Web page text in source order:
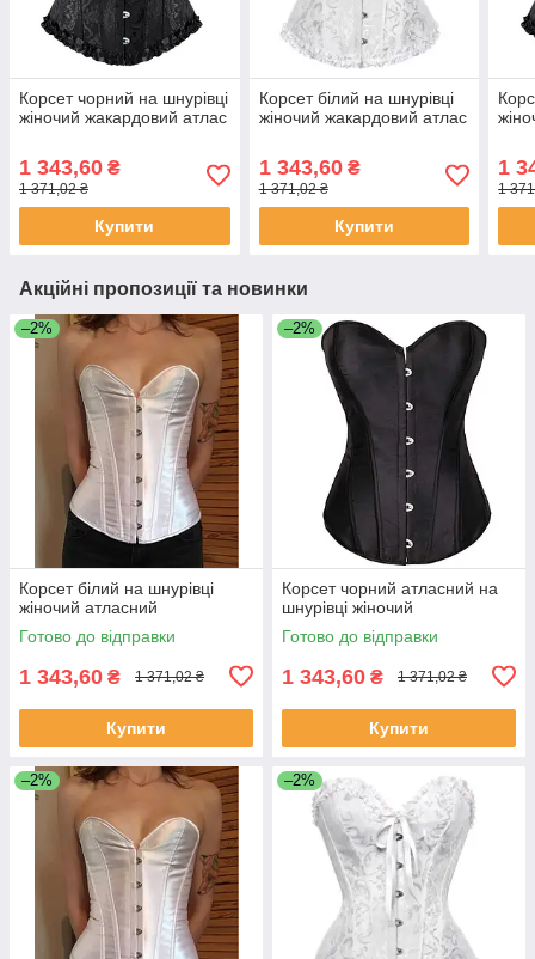
Корсет чорний на шнурівці
жіночий жакардовий атлас
1 343,60 ₴
1 371,02 ₴
Купити
Корсет білий на шнурівці
жіночий жакардовий атлас
1 343,60₴
1 371,02 ₴
Купити
1
1
Акційні пропозиції та новинки
–2%
Корсет білий на шнурівці
жіночий атласний
Готово до відправки
1 343,60 ₴ 1 371,02 ₴
Купити
–2%
Корсет чорний атласний на
шнурівці жіночий
Готово до відправки
1 343,60 ₴ 1 371,02 ₴
Купити
–2% –2%